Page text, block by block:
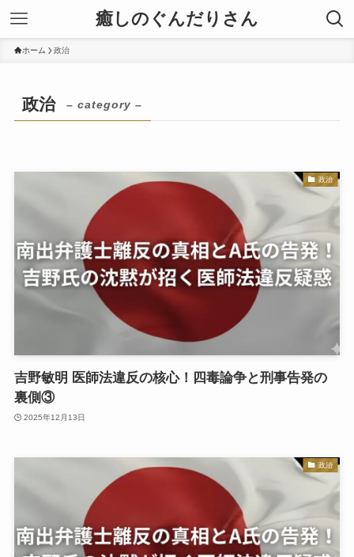
癒しのぐんだりさん
ホーム 政治
政治 – category –
政治
吉野敏明 医師法違反の核心！四毒論争と刑事告発の
裏側③
2025年12月13日
政治